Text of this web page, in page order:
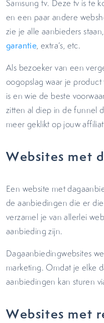
Samsung tv. Deze tv is te
en een paar andere
zie je alle aanbieders
garantie, extra’s, etc.
Als bezoeker van een
oogopslag waar je
is en wie de beste
zitten al diep in de funnel
meer geklikt op jouw
Websites met
Een website met
de aanbiedingen die er
verzamel je van allerlei
aanbieding zijn.
Dagaanbiedingwebsites
marketing. Omdat je elke
aanbiedingen kan sturen
Websites met